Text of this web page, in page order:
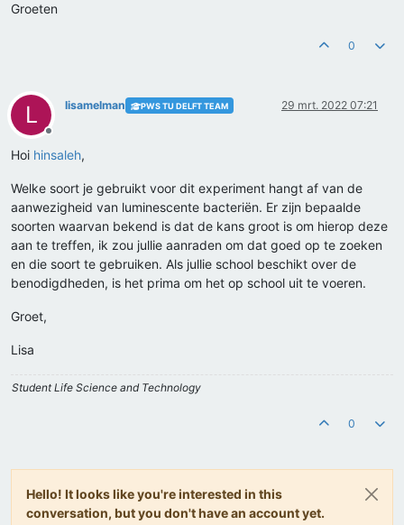
Groeten
0
L
Offline
lisamelman PWS TU DELFT TEAM 29 mrt. 2022 07:21
Hoi hinsaleh,
Welke soort je gebruikt voor dit experiment hangt af van de
aanwezigheid van luminescente bacteriën. Er zijn bepaalde
soorten waarvan bekend is dat de kans groot is om hierop deze
aan te treffen, ik zou jullie aanraden om dat goed op te zoeken
en die soort te gebruiken. Als jullie school beschikt over de
benodigdheden, is het prima om het op school uit te voeren.
Groet,
Lisa
Student Life Science and Technology
0
Hello! It looks like you're interested in this
conversation, but you don't have an account yet.